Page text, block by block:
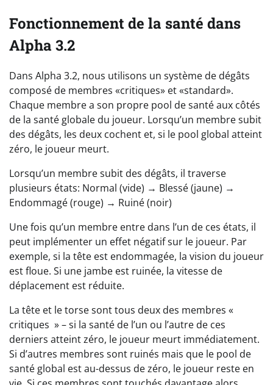
Fonctionnement de la santé dans
Alpha 3.2
Dans Alpha 3.2, nous utilisons un système de dégâts
composé de membres «critiques» et «standard».
Chaque membre a son propre pool de santé aux côtés
de la santé globale du joueur. Lorsqu’un membre subit
des dégâts, les deux cochent et, si le pool global atteint
zéro, le joueur meurt.
Lorsqu’un membre subit des dégâts, il traverse
plusieurs états: Normal (vide) → Blessé (jaune) →
Endommagé (rouge) → Ruiné (noir)
Une fois qu’un membre entre dans l’un de ces états, il
peut implémenter un effet négatif sur le joueur. Par
exemple, si la tête est endommagée, la vision du joueur
est floue. Si une jambe est ruinée, la vitesse de
déplacement est réduite.
La tête et le torse sont tous deux des membres «
critiques » – si la santé de l’un ou l’autre de ces
derniers atteint zéro, le joueur meurt immédiatement.
Si d’autres membres sont ruinés mais que le pool de
santé global est au-dessus de zéro, le joueur reste en